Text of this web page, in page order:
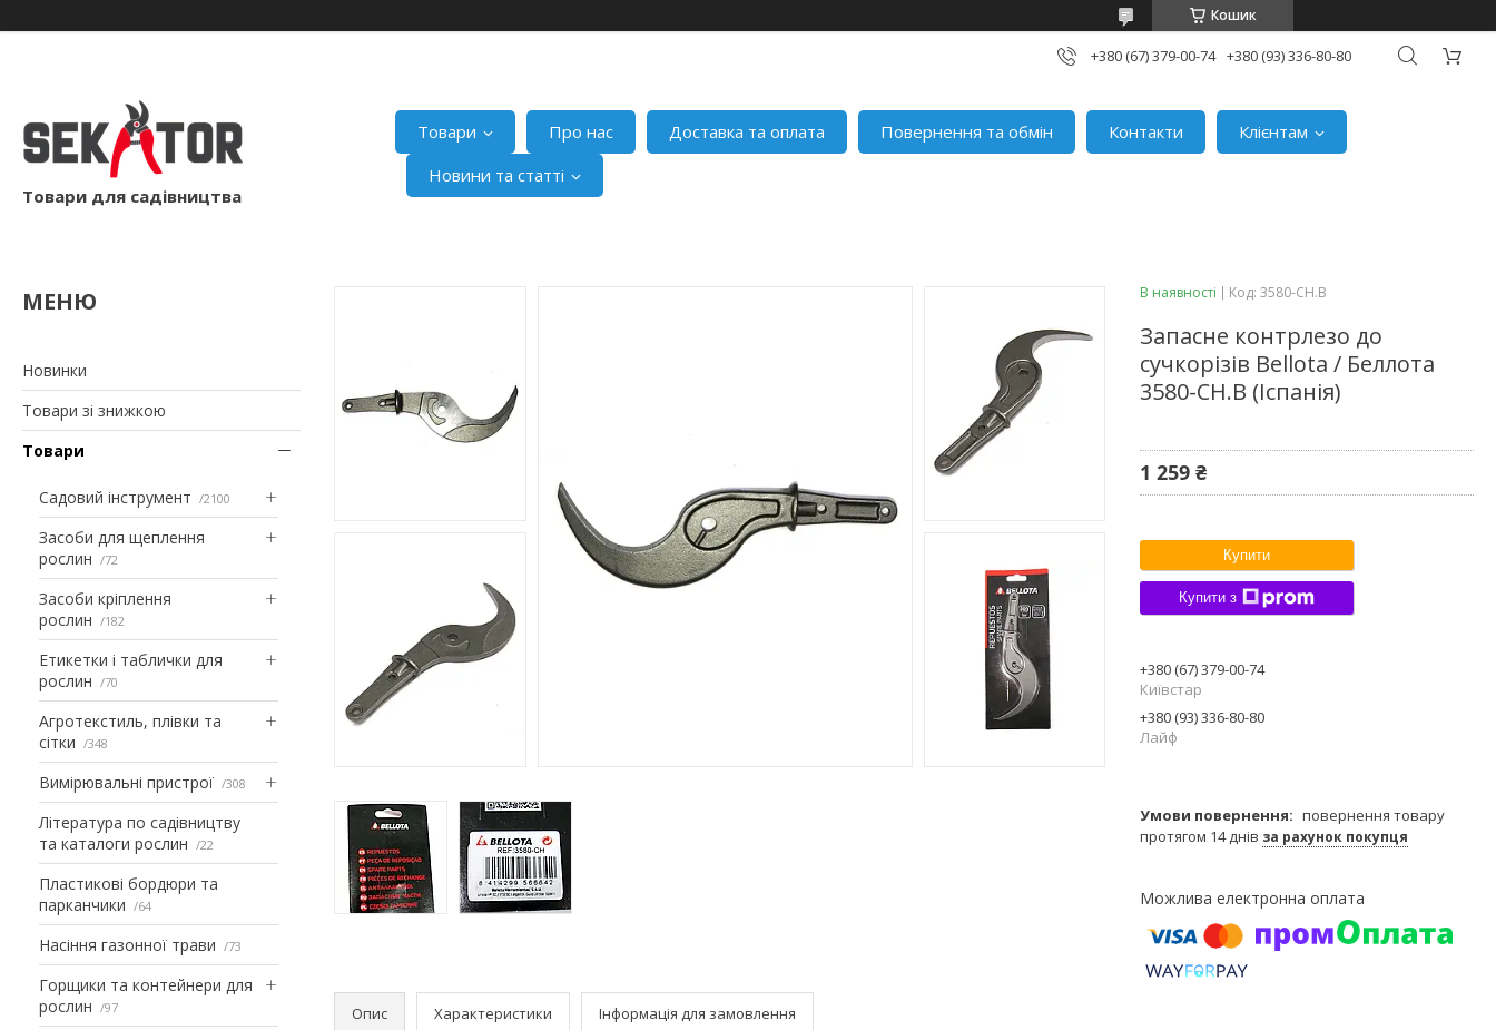
Кошик
+380 (67) 379-00-74 +380 (93) 336-80-80
Товари для садівництва
Товари Про нас Доставка та оплата Повернення та обмін Контакти
Клієнтам
Новини та статті
Новинки
Товари зі знижкою
Товари
Садовий інструмент 2100
Засоби для щеплення
рослин
72
Засоби кріплення
рослин
182
Етикетки і таблички для
рослин
70
Агротекстиль, плівки та
сітки
348
Вимірювальні пристрої 308
Література по садівництву
та каталоги рослин
22
Пластикові бордюри та
парканчики
64
Насіння газонної трави 73
Горщики та контейнери для
рослин
97 Опис Характеристики Інформація для замовлення
В наявності Код: 3580-CH.B
Запасне контрлезо до
сучкорізів Bellota / Беллота
3580-CH.B (Іспанія)
1 259 ₴
Купити
Купити з
+380 (67) 379-00-74
Київстар
+380 (93) 336-80-80
Лайф
повернення товару
протягом 14 днів за рахунок покупця